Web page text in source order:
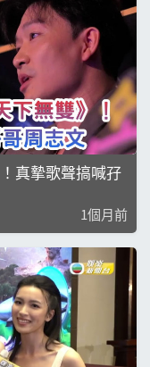
真摯歌聲搞喊孖
1個月前